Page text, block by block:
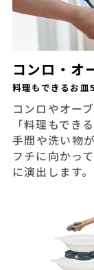
コンロ・オ
料理もできるお
コンロやオー
「料理もでき
手間や洗い物
フチに向かっ
に演出します。